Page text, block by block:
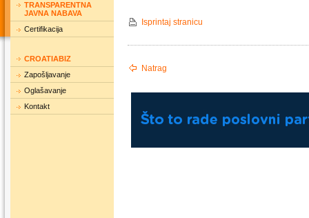
TRANSPARENTNA
JAVNA NABAVA
Certifikacija
CROATIABIZ
Zapošljavanje
Oglašavanje
Kontakt
Isprintaj stranicu
Natrag